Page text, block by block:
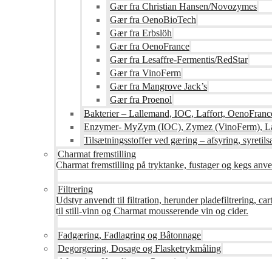
Gær fra Christian Hansen/Novozymes
Gær fra OenoBioTech
Gær fra Erbslöh
Gær fra OenoFrance
Gær fra Lesaffre-Fermentis/RedStar
Gær fra VinoFerm
Gær fra Mangrove Jack’s
Gær fra Proenol
Bakterier – Lallemand, IOC, Laffort,
Enzymer- MyZym (IOC), Zymez (VinoFerm),
Tilsætningsstoffer ved gæring – afsyring,
Charmat fremstilling
Charmat fremstilling på tryktanke, fustager og kegs
Filtrering
Udstyr anvendt til filtration, herunder pladefiltrering,
til still-vinn og Charmat mousserende vin og cider.
Fadgæring, Fadlagring og Bâtonnage
Degorgering, Dosage og Flasketrykmåling